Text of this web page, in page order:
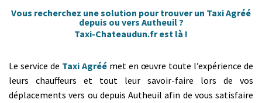
Vous recherchez une solution pour trouver un Taxi Agréé
depuis ou vers Autheuil ?
Taxi-Chateaudun.fr est là !
Le service de Taxi Agréé met en œuvre toute l’expérience de
leurs chauffeurs et tout leur savoir-faire lors de vos
déplacements vers ou depuis Autheuil afin de vous satisfaire